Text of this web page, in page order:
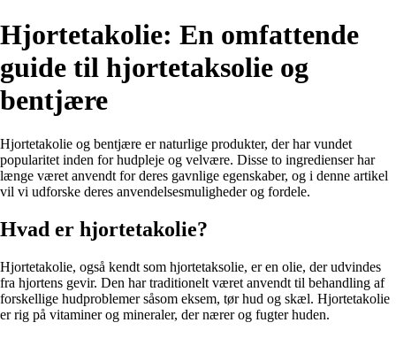
Hjortetakolie: En omfattende
guide til hjortetaksolie og
bentjære
Hjortetakolie og bentjære er naturlige produkter, der har vundet
popularitet inden for hudpleje og velvære. Disse to ingredienser har
længe været anvendt for deres gavnlige egenskaber, og i denne artikel
vil vi udforske deres anvendelsesmuligheder og fordele.
Hvad er hjortetakolie?
Hjortetakolie, også kendt som hjortetaksolie, er en olie, der udvindes
fra hjortens gevir. Den har traditionelt været anvendt til behandling af
forskellige hudproblemer såsom eksem, tør hud og skæl. Hjortetakolie
er rig på vitaminer og mineraler, der nærer og fugter huden.